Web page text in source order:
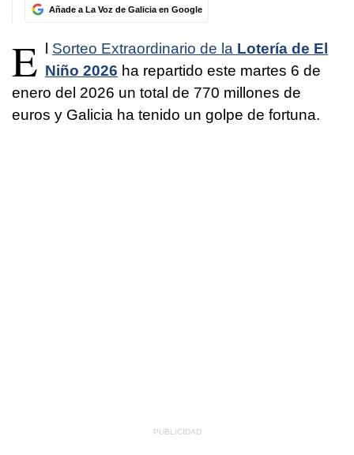
Añade a La Voz de Galicia en Google
E l Sorteo Extraordinario de la Lotería de El
Niño 2026 ha repartido este martes 6 de
enero del 2026 un total de 770 millones de
euros y Galicia ha tenido un golpe de fortuna.